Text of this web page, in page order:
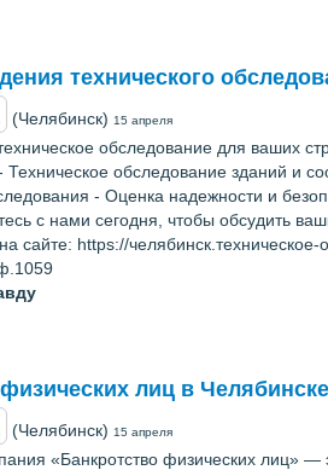
технического
(Челябинск) 15 апреля
обследование для ваших
Техническое обследование зданий и
- Оценка надежности и
с нами сегодня, чтобы обсудить
сайте: https://
лиц в Челябинске
(Челябинск) 15 апреля
«Банкротство физических лиц» —